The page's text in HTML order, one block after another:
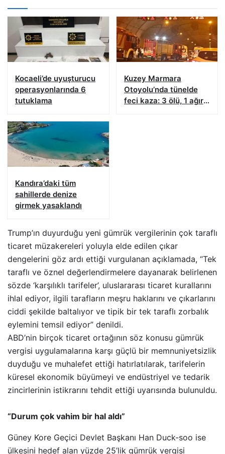
Kocaeli’de uyuşturucu
operasyonlarında 6
tutuklama
Kuzey Marmara
Otoyolu’nda tünelde
feci kaza: 3 ölü, 1 ağır
Kandıra’daki tüm
sahillerde denize
girmek yasaklandı
Trump’ın duyurduğu yeni gümrük vergilerinin çok taraflı
ticaret müzakereleri yoluyla elde edilen çıkar
dengelerini göz ardı ettiği vurgulanan açıklamada, “Tek
taraflı ve öznel değerlendirmelere dayanarak belirlenen
sözde ‘karşılıklı tarifeler’, uluslararası ticaret kurallarını
ihlal ediyor, ilgili tarafların meşru haklarını ve çıkarlarını
ciddi şekilde baltalıyor ve tipik bir tek taraflı zorbalık
eylemini temsil ediyor” denildi.
ABD’nin birçok ticaret ortağının söz konusu gümrük
vergisi uygulamalarına karşı güçlü bir memnuniyetsizlik
duyduğu ve muhalefet ettiği hatırlatılarak, tarifelerin
küresel ekonomik büyümeyi ve endüstriyel ve tedarik
zincirlerinin istikrarını tehdit ettiği uyarısında bulunuldu.
“Durum çok vahim bir hal aldı”
Güney Kore Geçici Devlet Başkanı Han Duck-soo ise
ülkesini hedef alan yüzde 25’lik gümrük vergisi